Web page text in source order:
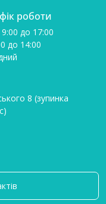
роботи
до 17:00
до 14:00
8 (зупинка